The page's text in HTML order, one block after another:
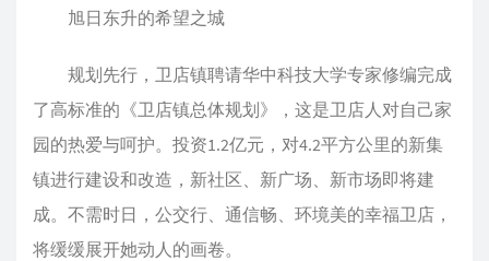
旭日东升的希望之城
规划先行，卫店镇聘请华中科技大学专家修编完成
了高标准的《卫店镇总体规划》，这是卫店人对自己家
园的热爱与呵护。投资1.2亿元，对4.2平方公里的新集
镇进行建设和改造，新社区、新广场、新市场即将建
成。不需时日，公交行、通信畅、环境美的幸福卫店，
将缓缓展开她动人的画卷。